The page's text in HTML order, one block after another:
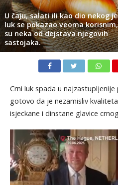
U čaju, salati ili kao dio nekog
luk se pokazao veoma
su neka od dejstava njegovih
sastojaka.
Crni luk spada u
gotovo da je nezamisliv
isjeckane i dinstane glavice